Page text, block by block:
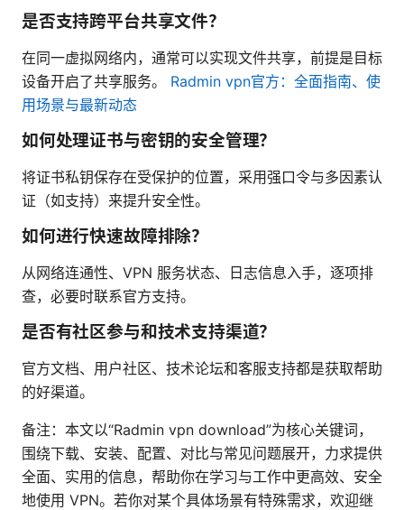
是否支持跨平台共享文件？
在同一虚拟网络内，通常可以实现文件共享，前提是目标
设备开启了共享服务。 Radmin vpn官方：全面指南、使
用场景与最新动态
如何处理证书与密钥的安全管理？
将证书私钥保存在受保护的位置，采用强口令与多因素认
证（如支持）来提升安全性。
如何进行快速故障排除？
从网络连通性、VPN 服务状态、日志信息入手，逐项排
查，必要时联系官方支持。
是否有社区参与和技术支持渠道？
官方文档、用户社区、技术论坛和客服支持都是获取帮助
的好渠道。
备注：本文以“Radmin vpn download”为核心关键词，
围绕下载、安装、配置、对比与常见问题展开，力求提供
全面、实用的信息，帮助你在学习与工作中更高效、安全
地使用 VPN。若你对某个具体场景有特殊需求，欢迎继